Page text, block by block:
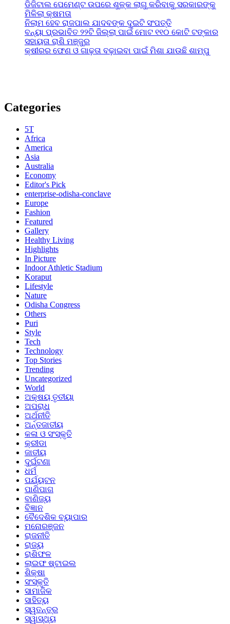
ଡିଜିଟାଲ ପେମେଣ୍ଟ ଉପରେ ଶୁଳ୍କ ଲାଗୁ କରିବାକୁ ସରକାରଙ୍କୁ
ମିଳିଲା କ୍ଷମତା
ନିଲାମ ହେବ ରାଜପାଲ ଯାଦବଙ୍କ ଦୁଇଟି ସଂପତ୍ତି
ବନ୍ୟା ପ୍ରଭାବିତ ୨୨ଟି ଜିଲ୍ଲା ପାଇଁ ମୋଟ ୧୧୦ କୋଟି ଟଙ୍କାର
ସହାୟତା ରାଶି ମଞ୍ଜୁର
କ୍ଷୀରର ଫେଣ ଓ ଗାଢ଼ତା ବଢ଼ାଇବା ପାଇଁ ମିଶା ଯାଉଛି ଶାମ୍ପୁ
Categories
5T
Africa
America
Asia
Australia
Economy
Editor's Pick
enterprise-odisha-conclave
Europe
Fashion
Featured
Gallery
Healthy Living
Highlights
In Picture
Indoor Athletic Stadium
Koraput
Lifestyle
Nature
Odisha Congress
Others
Puri
Style
Tech
Technology
Top Stories
Trending
Uncategorized
World
ଅକ୍ଷୟ ତୃତୀୟା
ଅପରାଧ
ଅର୍ଥନୀତି
ଅର୍ନ୍ତଜାତୀୟ
କଳା ଓ ସଂସ୍କୃତି
କ୍ରୀଡା
ଜାତୀୟ
ଦୁର୍ଘଟଣା
ଧର୍ମ
ପର୍ଯ୍ୟଟନ
ପାଣିପାଗ
ବାଣିଜ୍ୟ
ବିଜ୍ଞାନ
ବୈଦେଶିକ ବ୍ୟାପାର
ମନୋରଞ୍ଜନ
ରାଜନୀତି
ରାଜ୍ୟ
ରାଶିଫଳ
ଲାଇଫ ଷ୍ଟାଇଲ
ଶିକ୍ଷା
ସଂସ୍କୃତି
ସାମାଜିକ
ସାହିତ୍ୟ
ସ୍ୱତନ୍ତ୍ର
ସ୍ୱାସ୍ଥ୍ୟ